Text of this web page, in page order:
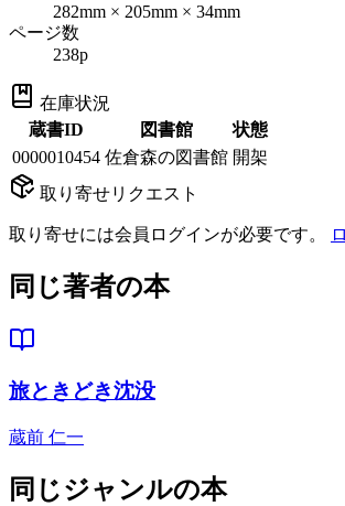
282mm × 205mm × 34mm
ページ数
238p
在庫状況
蔵書ID
図書館
状態
0000010454 佐倉森の図書館 開架
取り寄せリクエスト
取り寄せには会員ログインが必要です。
同じ著者の本
旅ときどき沈没
蔵前 仁一
同じジャンルの本